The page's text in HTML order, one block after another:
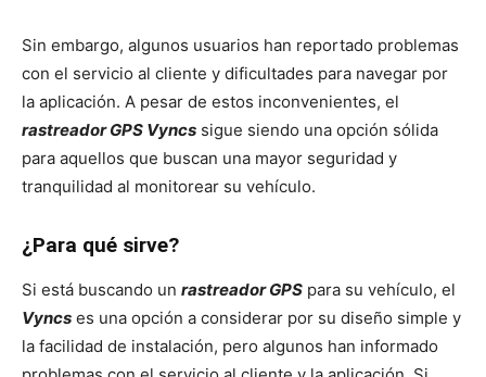
Sin embargo, algunos usuarios han reportado problemas
con el servicio al cliente y dificultades para navegar por
la aplicación. A pesar de estos inconvenientes, el
rastreador GPS Vyncs sigue siendo una opción sólida
para aquellos que buscan una mayor seguridad y
tranquilidad al monitorear su vehículo.
¿Para qué sirve?
Si está buscando un rastreador GPS para su vehículo, el
Vyncs es una opción a considerar por su diseño simple y
la facilidad de instalación, pero algunos han informado